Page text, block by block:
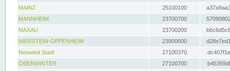
MAINZ
25100100
MANNHEIM
23700700
MAXAU
23700200
NIERSTEIN-OPPENHEIM
23900600
Neuwied Stadt
27100370
OBERWINTER
27100700